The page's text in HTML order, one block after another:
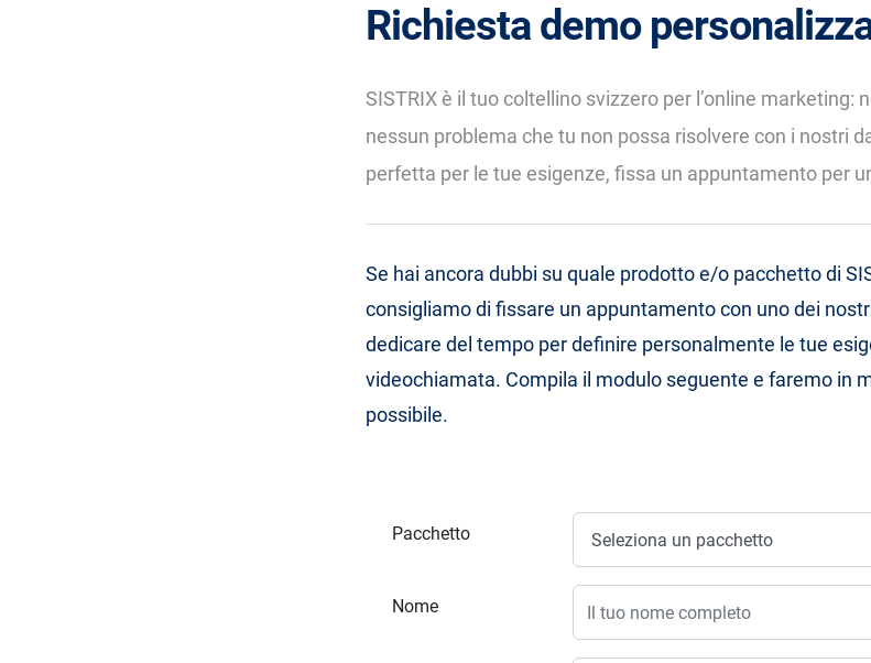
Richiesta demo
SISTRIX è il tuo coltellino svizzero per l’online marketing:
nessun problema che tu non possa risolvere con i nostri
perfetta per le tue esigenze, fissa un appuntamento per
Se hai ancora dubbi su quale prodotto e/o pacchetto di
consigliamo di fissare un appuntamento con uno dei
dedicare del tempo per definire personalmente le tue
videochiamata. Compila il modulo seguente e faremo in
possibile.
Pacchetto
Nome